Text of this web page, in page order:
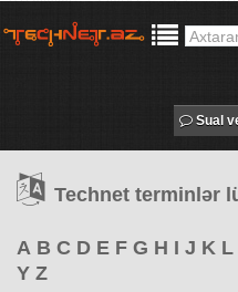
Sual
Technet terminlər
A B C D E F G H I J K L
Y Z